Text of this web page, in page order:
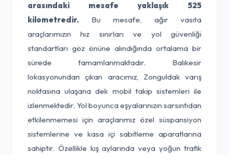
arasındaki mesafe yaklaşık 525
kilometredir. Bu mesafe, ağır vasıta
araçlarımızın hız sınırları ve yol güvenliği
standartları göz önüne alındığında ortalama bir
sürede tamamlanmaktadır. Balıkesir
lokasyonundan çıkan aracımız, Zonguldak varış
noktasına ulaşana dek mobil takip sistemleri ile
izlenmektedir. Yol boyunca eşyalarınızın sarsıntıdan
etkilenmemesi için araçlarımız özel süspansiyon
sistemlerine ve kasa içi sabitleme aparatlarına
sahiptir. Özellikle kış aylarında veya yoğun trafik